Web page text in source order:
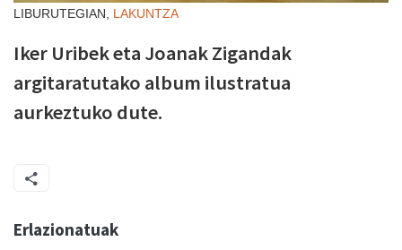
LIBURUTEGIAN, LAKUNTZA
Iker Uribek eta Joanak Zigandak
argitaratutako album ilustratua
aurkeztuko dute.
Erlazionatuak